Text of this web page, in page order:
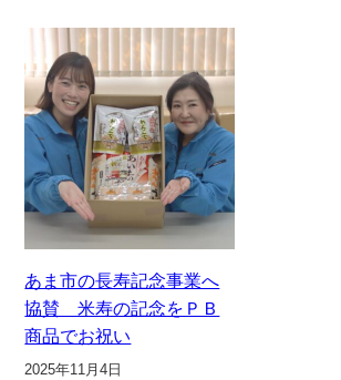
あま市の長寿記念事業へ
協賛 米寿の記念をＰＢ
商品でお祝い
2025年11月4日